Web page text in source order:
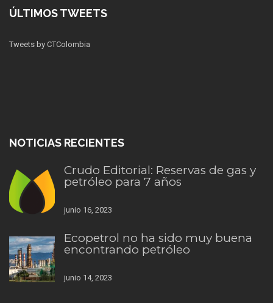
ÚLTIMOS TWEETS
Tweets by CTColombia
NOTICIAS RECIENTES
Crudo Editorial: Reservas de gas y
petróleo para 7 años
junio 16, 2023
Ecopetrol no ha sido muy buena
encontrando petróleo
junio 14, 2023